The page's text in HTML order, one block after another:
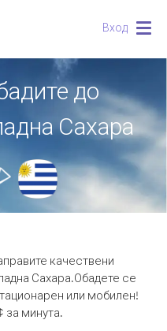
Вход
до
Сахара
качествени
Сахара.Обадете се
или мобилен!
за минута.